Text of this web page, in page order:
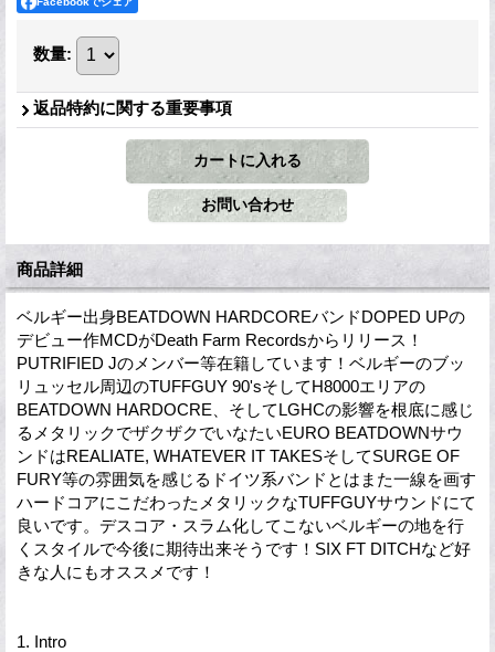
数量:
返品特約に関する重要事項
商品詳細
ベルギー出身BEATDOWN HARDCOREバンドDOPED UPの
デビュー作MCDがDeath Farm Recordsからリリース！
PUTRIFIED Jのメンバー等在籍しています！ベルギーのブッ
リュッセル周辺のTUFFGUY 90'sそしてH8000エリアの
BEATDOWN HARDOCRE、そしてLGHCの影響を根底に感じ
るメタリックでザクザクでいなたいEURO BEATDOWNサウ
ンドはREALIATE, WHATEVER IT TAKESそしてSURGE OF
FURY等の雰囲気を感じるドイツ系バンドとはまた一線を画す
ハードコアにこだわったメタリックなTUFFGUYサウンドにて
良いです。デスコア・スラム化してこないベルギーの地を行
くスタイルで今後に期待出来そうです！SIX FT DITCHなど好
きな人にもオススメです！
1. Intro